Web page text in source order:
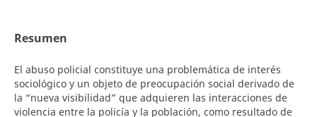
Resumen
El abuso policial constituye una problemática de interés
sociológico y un objeto de preocupación social derivado de
la “nueva visibilidad” que adquieren las interacciones de
violencia entre la policía y la población, como resultado de